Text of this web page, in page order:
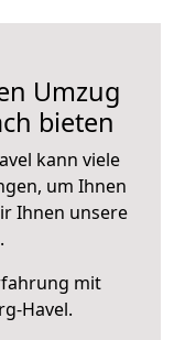
Umzug
bieten
kann viele
um Ihnen
Ihnen unsere
mit
Havel.